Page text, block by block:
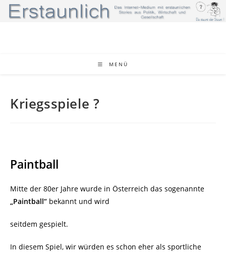
Zum
Inhalt
MENÜ
Kriegsspiele ?
Paintball
Mitte der 80er Jahre wurde in Österreich das sogenannte
„Paintball“ bekannt und wird
seitdem gespielt.
In diesem Spiel, wir würden es schon eher als sportliche